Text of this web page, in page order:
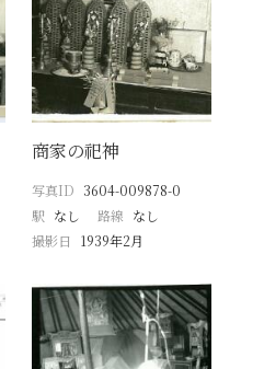
商家の祀神
写真ID 3604-009878-0
駅 なし 路線 なし
撮影日
1939年2月